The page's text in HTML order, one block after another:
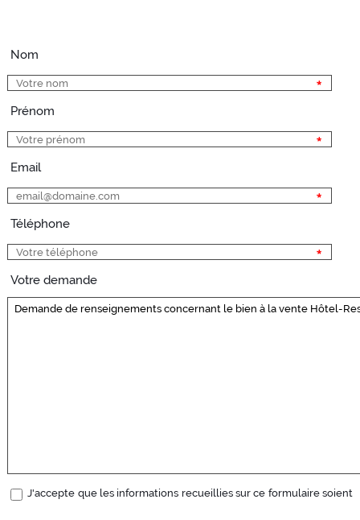
Nom
Prénom
Email
Téléphone
Votre demande
J'accepte que les informations recueillies sur ce formulaire soient